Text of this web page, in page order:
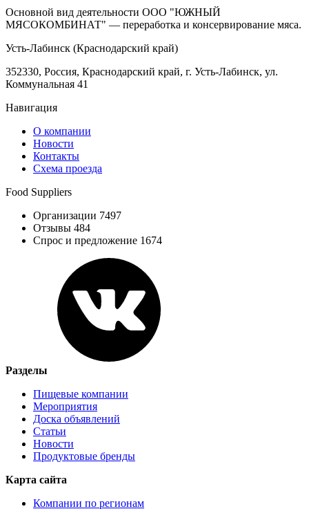
Основной вид деятельности ООО "ЮЖНЫЙ
МЯСОКОМБИНАТ" — переработка и консервирование мяса.
Усть-Лабинск (Краснодарский край)
352330, Россия, Краснодарский край, г. Усть-Лабинск, ул.
Коммунальная 41
Навигация
О компании
Новости
Контакты
Схема проезда
Food Suppliers
Организации 7497
Отзывы 484
Спрос и предложение 1674
Разделы
Пищевые компании
Мероприятия
Доска объявлений
Статьи
Новости
Продуктовые бренды
Карта сайта
Компании по регионам